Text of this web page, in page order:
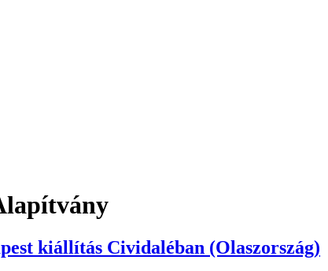
kiállítás Cividaléban (Olaszország)